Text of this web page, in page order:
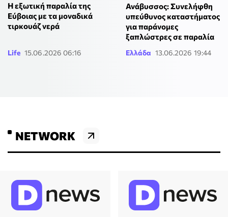
Η εξωτική παραλία της
Εύβοιας με τα μοναδικά
τιρκουάζ νερά
Life 15.06.2026 06:16
Ανάβυσσος: Συνελήφθη
υπεύθυνος καταστήματος
για παράνομες
ξαπλώστρες σε παραλία
Ελλάδα 13.06.2026 19:44
NETWORK